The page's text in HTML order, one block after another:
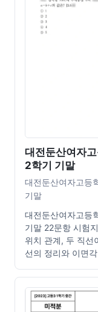
대전둔산여자
2학기 기말
대전둔산여자고등
기말
대전둔산여자고등
기말 22문항 시험
위치 관계, 두 직선
선의 정리와 이면각